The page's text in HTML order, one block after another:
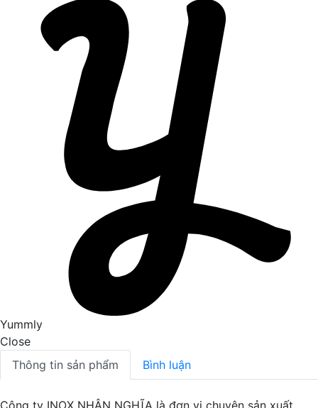
Yummly
Close
Thông tin sản phẩm
Bình luận